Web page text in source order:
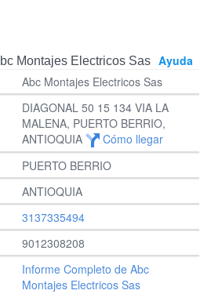
Montajes Electricos Sas Ayuda
Abc Montajes Electricos Sas
DIAGONAL 50 15 134 VIA LA
MALENA, PUERTO BERRIO,
ANTIOQUIA
Cómo llegar
PUERTO BERRIO
ANTIOQUIA
3137335494
9012308208
Informe Completo de Abc
Montajes Electricos Sas